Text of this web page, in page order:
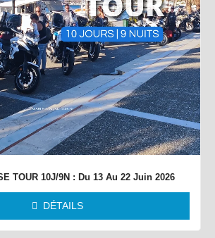
TOUR 10J/9N : Du 13 Au 22 Juin 2026
DÉTAILS